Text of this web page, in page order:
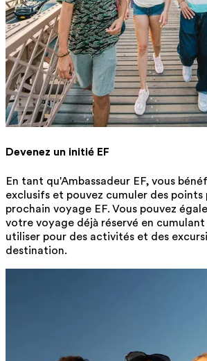
Devenez un initié EF
En tant qu'Ambassadeur EF, vous
exclusifs et pouvez cumuler des
prochain voyage EF. Vous pouvez
votre voyage déjà réservé en cumulant
utiliser pour des activités et des
destination.